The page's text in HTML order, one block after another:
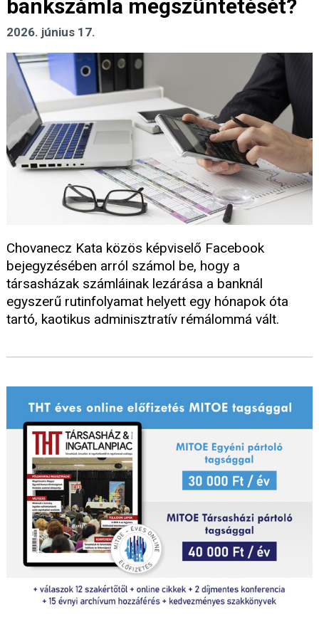
bankszámla megszüntetését?
2026. június 17.
Chovanecz Kata közös képviselő Facebook
bejegyzésében arról számol be, hogy a
társasházak számláinak lezárása a banknál
egyszerű rutinfolyamat helyett egy hónapok óta
tartó, kaotikus adminisztratív rémálommá vált.